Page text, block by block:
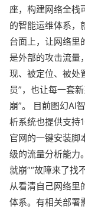
座，构建网络全栈
的智能运维体系，
台面上，让网络里
是外部的攻击流量
现、被定位、被处
员”，也让每一套
崩”。 目前图幻AI
析系统也提供支持
官网的一键安装脚
级的流量分析能力
就崩”“故障来了找
从看清自己网络里
体系。有相关部署